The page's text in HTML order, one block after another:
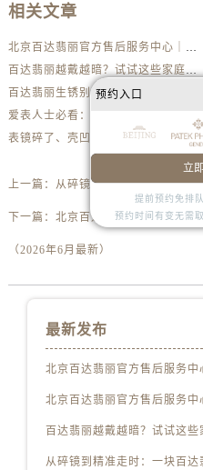
相关文章
北京百达翡丽官方售后服务中心｜最新电话及地址权威信息公示（2026年6月最新）
百达翡丽越戴越暗？试试这些家庭清洁妙招
表镜碎了、壳凹了？百达翡丽磕碰急救指南来了
上一篇： 从碎镜到精准走时：一块百
下一篇： 北京百达翡丽官方售后服务
（2026年6月最新）
最新发布
预约入口
立
提前预约免排
预约时间有变无需